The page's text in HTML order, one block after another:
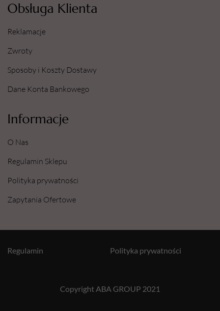
Obsługa Klienta
Reklamacje
Zwroty
Sposoby i Koszty Dostawy
Dane Konta Bankowego
Informacje
O Nas
Regulamin Sklepu
Polityka prywatności
Zapytania Ofertowe
Copyright ABA GROUP 2021
Polityka prywatności
Regulamin